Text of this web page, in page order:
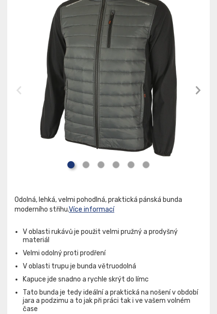
Odolná, lehká, velmi pohodlná, praktická pánská bunda
moderního střihu.Více informací
V oblasti rukávů je použit velmi pružný a prodyšný
materiál
Velmi odolný proti prodření
V oblasti trupu je bunda větruodolná
Kapuce jde snadno a rychle skrýt do límc
Tato bunda je tedy ideální a praktická na nošení v období
jara a podzimu a to jak při práci tak i ve vašem volném
čase